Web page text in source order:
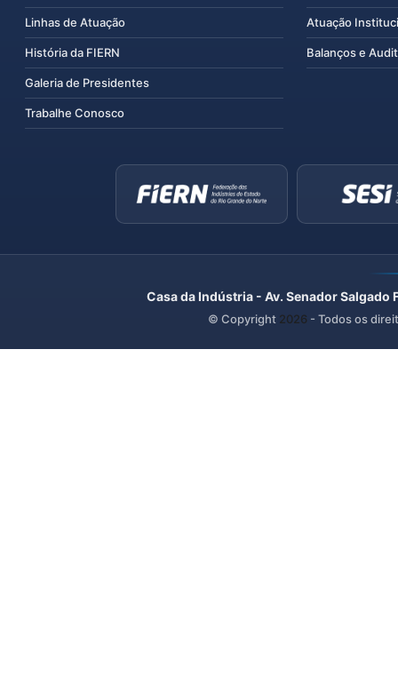
Linhas de Atuação
História da FIERN
Galeria de Presidentes
Trabalhe Conosco
Atuação
Balanços e
Casa da Indústria - Av. Senador
© Copyright 2026 - Todos os